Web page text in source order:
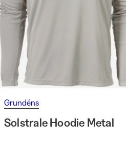
Grundéns
Solstrale Hoodie Metal